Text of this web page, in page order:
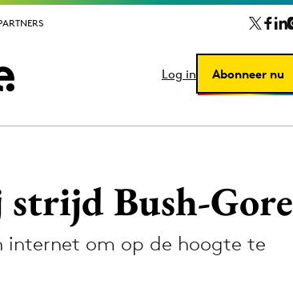
Log in Abonneer nu
Log in Abonneer nu
strijd Bush-Gore
internet om op de hoogte te